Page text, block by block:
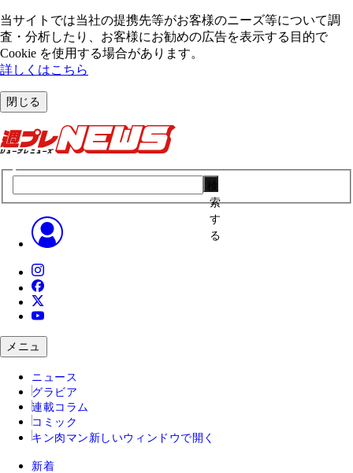
当サイトでは当社の提携先等がお客様のニーズ等について調
査・分析したり、お客様にお勧めの広告を表⽰する⽬的で
Cookie を使⽤する場合があります。
詳しくはこちら
閉じる
索
す
る
メニュ
ニュース
グラビア
連載コラム
コミック
キン肉マン 新しいウィンドウで開く
新着